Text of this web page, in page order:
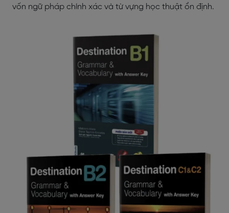
vốn ngữ pháp chính xác và từ vựng học thuật ổn định.